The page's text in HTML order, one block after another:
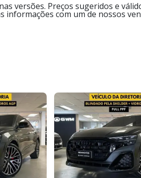
versões. Preços sugeridos e
informações com um de nossos